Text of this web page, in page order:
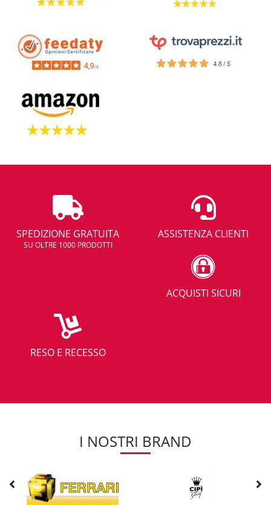
SPEDIZIONE GRATUITA
SU OLTRE 1000 PRODOTTI
ASSISTENZA CLIENTI
ACQUISTI SICURI
RESO E RECESSO
I NOSTRI BRAND